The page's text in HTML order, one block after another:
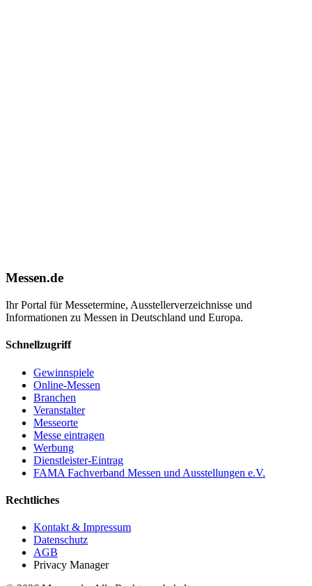
Messen.de
Ihr Portal für Messetermine, Ausstellerverzeichnisse und
Informationen zu Messen in Deutschland und Europa.
Schnellzugriff
Gewinnspiele
Online-Messen
Branchen
Veranstalter
Messeorte
Messe eintragen
Werbung
Dienstleister-Eintrag
FAMA Fachverband Messen und Ausstellungen e.V.
Rechtliches
Kontakt & Impressum
Datenschutz
AGB
Privacy Manager